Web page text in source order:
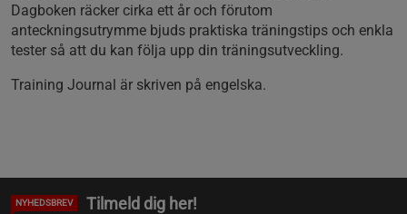
Dagboken räcker cirka ett år och förutom
anteckningsutrymme bjuds praktiska träningstips och enkla
tester så att du kan följa upp din träningsutveckling.
Training Journal är skriven på engelska.
NYHEDSBREV Tilmeld dig her!